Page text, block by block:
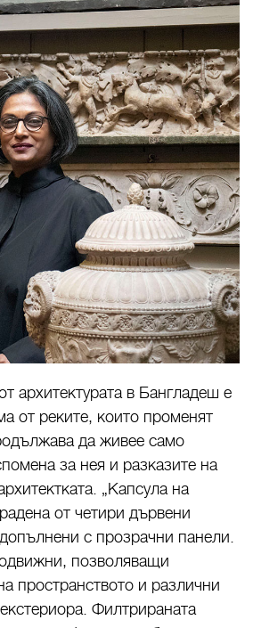
архитектурата в Бангладеш е
от реките, които променят
да живее само
за нея и разказите на
„Капсула на
от четири дървени
с прозрачни панели.
позволяващи
пространството и различни
Филтрираната